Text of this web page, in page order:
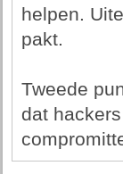
helpen.
pakt.
Tweede
dat